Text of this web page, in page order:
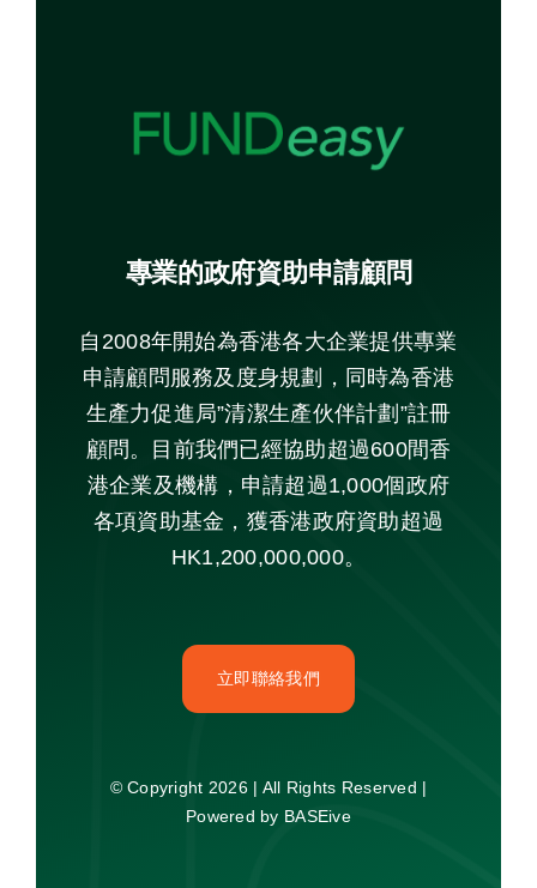
專業的政府資助申請顧問
自2008年開始為香港各大企業提供專業
申請顧問服務及度身規劃，同時為香港
生產力促進局”清潔生產伙伴計劃”註冊
顧問。目前我們已經協助超過600間香
港企業及機構，申請超過1,000個政府
各項資助基金，獲香港政府資助超過
HK1,200,000,000。
立即聯絡我們
© Copyright 2026 | All Rights Reserved |
Powered by BASEive